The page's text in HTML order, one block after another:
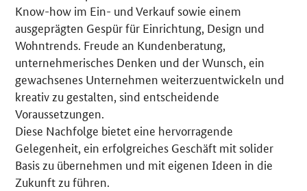
Know-how im Ein- und Verkauf sowie einem
ausgeprägten Gespür für Einrichtung, Design und
Wohntrends. Freude an Kundenberatung,
unternehmerisches Denken und der Wunsch, ein
gewachsenes Unternehmen weiterzuentwickeln und
kreativ zu gestalten, sind entscheidende
Voraussetzungen.
Diese Nachfolge bietet eine hervorragende
Gelegenheit, ein erfolgreiches Geschäft mit solider
Basis zu übernehmen und mit eigenen Ideen in die
Zukunft zu führen.